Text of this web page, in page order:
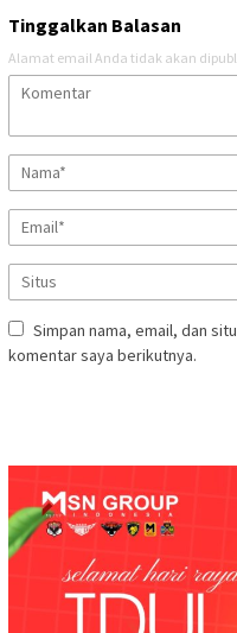
Tinggalkan Balasan
Alamat email Anda tidak akan
Simpan nama, email, dan
komentar saya berikutnya.